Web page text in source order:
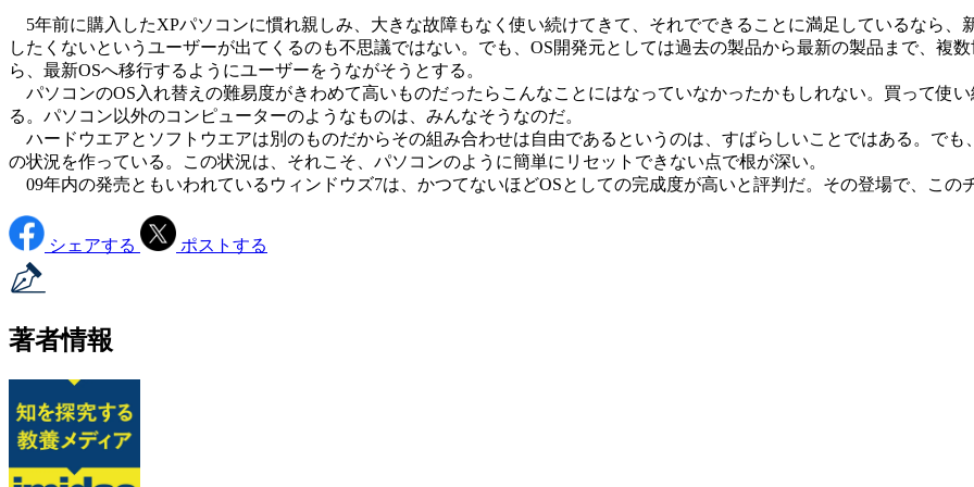
5年前に購入したXPパソコンに慣れ親しみ、大きな故障もなく使い続けてきて、それでできることに満足しているなら
したくないというユーザーが出てくるのも不思議ではない。でも、OS開発元としては過去の製品から最新の製品まで、複
ら、最新OSへ移行するようにユーザーをうながそうとする。
パソコンのOS入れ替えの難易度がきわめて高いものだったらこんなことにはなっていなかったかもしれない。買って使
る。パソコン以外のコンピューターのようなものは、みんなそうなのだ。
ハードウエアとソフトウエアは別のものだからその組み合わせは自由であるというのは、すばらしいことではある。で
の状況を作っている。この状況は、それこそ、パソコンのように簡単にリセットできない点で根が深い。
09年内の発売ともいわれているウィンドウズ7は、かつてないほどOSとしての完成度が高いと評判だ。その登場で、この
シェアする ポストする
著者情報